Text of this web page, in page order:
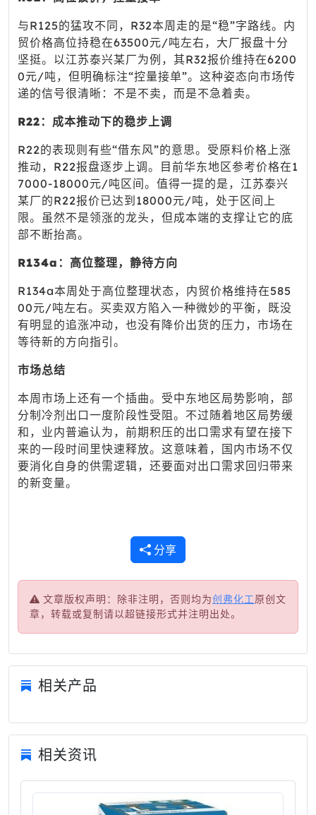
与R125的猛攻不同，R32本周走的是“稳”字路线。内
贸价格高位持稳在63500元/吨左右，大厂报盘十分
坚挺。以江苏泰兴某厂为例，其R32报价维持在6200
0元/吨，但明确标注“控量接单”。这种姿态向市场传
递的信号很清晰：不是不卖，而是不急着卖。
R22：成本推动下的稳步上调
R22的表现则有些“借东风”的意思。受原料价格上涨
推动，R22报盘逐步上调。目前华东地区参考价格在1
7000-18000元/吨区间。值得一提的是，江苏泰兴
某厂的R22报价已达到18000元/吨，处于区间上
限。虽然不是领涨的龙头，但成本端的支撑让它的底
部不断抬高。
R134a：高位整理，静待方向
R134a本周处于高位整理状态，内贸价格维持在585
00元/吨左右。买卖双方陷入一种微妙的平衡，既没
有明显的追涨冲动，也没有降价出货的压力，市场在
等待新的方向指引。
市场总结
本周市场上还有一个插曲。受中东地区局势影响，部
分制冷剂出口一度阶段性受阻。不过随着地区局势缓
和，业内普遍认为，前期积压的出口需求有望在接下
来的一段时间里快速释放。这意味着，国内市场不仅
要消化自身的供需逻辑，还要面对出口需求回归带来
的新变量。
分享
文章版权声明：除非注明，否则均为创弗化工原创文
章，转载或复制请以超链接形式并注明出处。
相关产品
相关资讯